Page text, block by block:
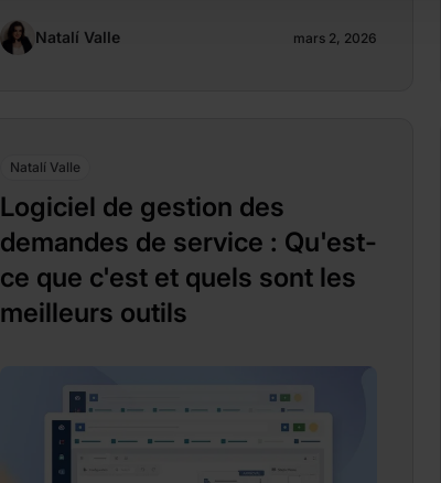
Natalí Valle mars 2, 2026
Natalí Valle
Logiciel de gestion des
demandes de service : Qu'est-
ce que c'est et quels sont les
meilleurs outils